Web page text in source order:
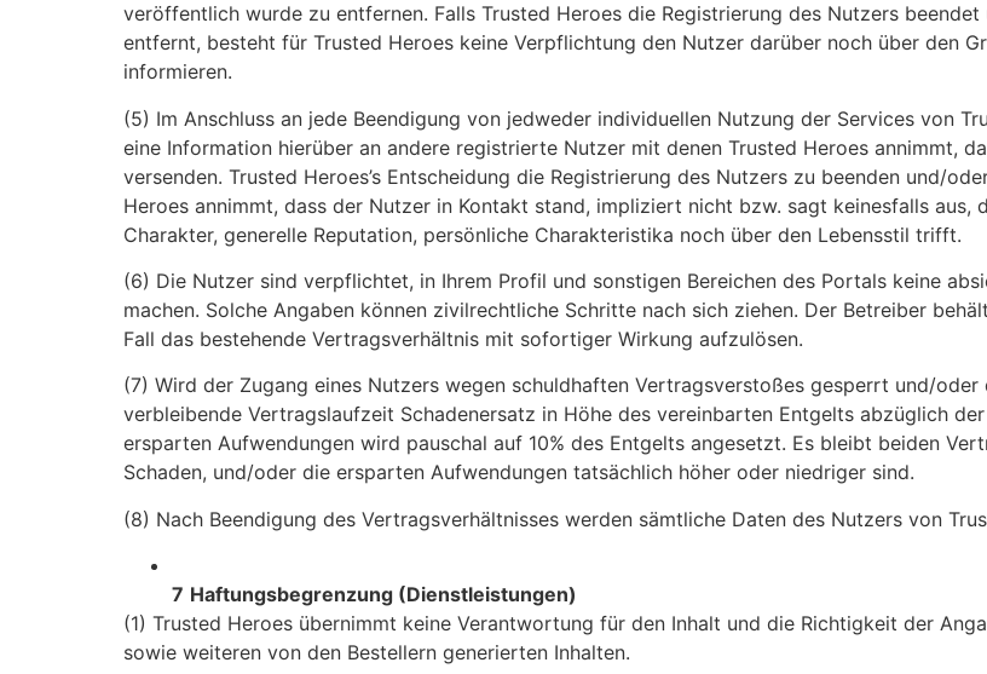
veröffentlich wurde zu entfernen. Falls Trusted Heroes die Registrierung des Nutzers
entfernt, besteht für Trusted Heroes keine Verpflichtung den Nutzer darüber noch über den
informieren.
(5) Im Anschluss an jede Beendigung von jedweder individuellen Nutzung der Services von
eine Information hierüber an andere registrierte Nutzer mit denen Trusted Heroes annimmt,
versenden. Trusted Heroes’s Entscheidung die Registrierung des Nutzers zu beenden und/
Heroes annimmt, dass der Nutzer in Kontakt stand, impliziert nicht bzw. sagt keinesfalls aus,
Charakter, generelle Reputation, persönliche Charakteristika noch über den Lebensstil trifft.
(6) Die Nutzer sind verpflichtet, in Ihrem Profil und sonstigen Bereichen des Portals keine
machen. Solche Angaben können zivilrechtliche Schritte nach sich ziehen. Der Betreiber
Fall das bestehende Vertragsverhältnis mit sofortiger Wirkung aufzulösen.
(7) Wird der Zugang eines Nutzers wegen schuldhaften Vertragsverstoßes gesperrt und/
verbleibende Vertragslaufzeit Schadenersatz in Höhe des vereinbarten Entgelts abzüglich
ersparten Aufwendungen wird pauschal auf 10% des Entgelts angesetzt. Es bleibt beiden
Schaden, und/oder die ersparten Aufwendungen tatsächlich höher oder niedriger sind.
(8) Nach Beendigung des Vertragsverhältnisses werden sämtliche Daten des Nutzers von
7 Haftungsbegrenzung (Dienstleistungen)
(1) Trusted Heroes übernimmt keine Verantwortung für den Inhalt und die Richtigkeit der
sowie weiteren von den Bestellern generierten Inhalten.